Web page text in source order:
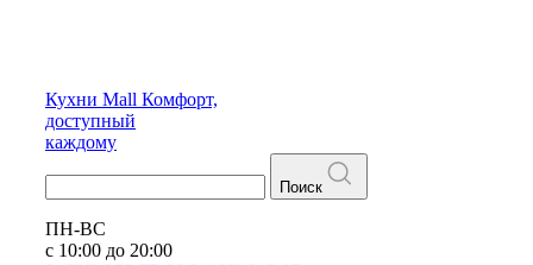
Кухни Mall Комфорт,
доступный
каждому
Поиск
ПН-ВС
с 10:00 до 20:00